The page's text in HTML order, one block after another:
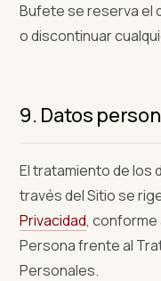
Bufete se reserva el
o discontinuar
9. Datos
El tratamiento de los
través del Sitio se
Privacidad, conforme
Persona frente al
Personales.